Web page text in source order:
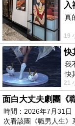
入
真
19
快
我
快
愉
21
面白大丈夫劇團《
時間：2026年7月31
次看該團《職男人生